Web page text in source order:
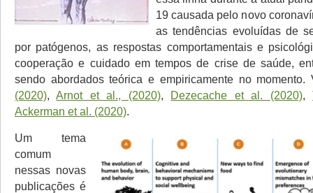
19 causada pelo novo
as tendências evoluídas de
por patógenos, as respostas comportamentais e
cooperação e cuidado em tempos de crise de saúde,
sendo abordados teórica e empiricamente no
(2020),Arnot et al., (2020), Dezecache et al. (2020),
Ackerman et al. (2020).
Um tema
comum
nessas novas
publicações é